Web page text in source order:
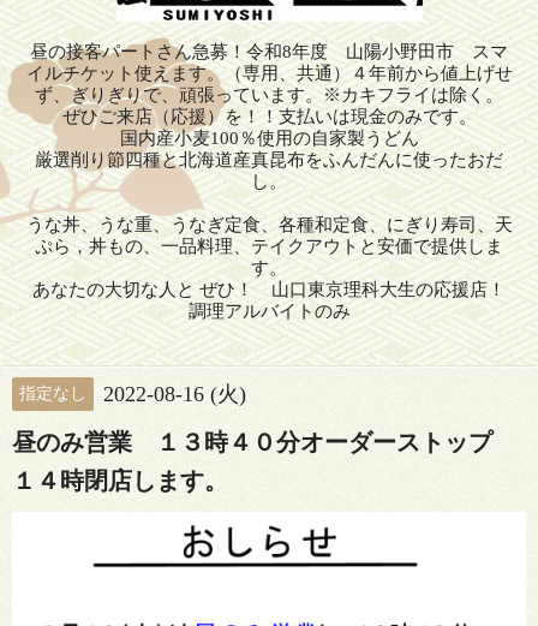
昼の接客パートさん急募！令和8年度 山陽小野田市 スマ
イルチケット使えます。（専用、共通）４年前から値上げせ
ず、ぎりぎりで、頑張っています。※カキフライは除く。
ぜひご来店（応援）を！！支払いは現金のみです。
国内産小麦100％使用の自家製うどん
厳選削り節四種と北海道産真昆布をふんだんに使ったおだ
し。
うな丼、うな重、うなぎ定食、各種和定食、にぎり寿司、天
ぷら，丼もの、一品料理、テイクアウトと安価で提供しま
す。
あなたの大切な人と ぜひ！ 山口東京理科大生の応援店！
調理アルバイトのみ
指定なし 2022-08-16 (火)
昼のみ営業 １３時４０分オーダーストップ
１４時閉店します。